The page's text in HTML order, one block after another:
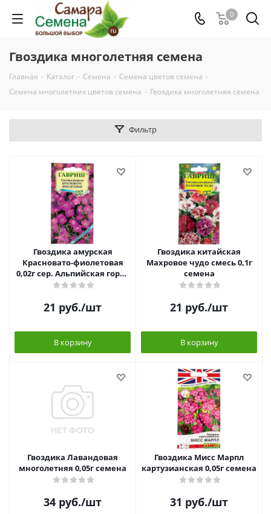
0
Гвоздика многолетняя семена
Главная - Каталог - Семена - Семена цветов семена -
Семена многолетних цветов семена - Гвоздика многолетняя семена
Фильтр
Гвоздика амурская
Красновато-фиолетовая
0,02г сер. Альпийская горка
семена
21 руб./шт
В корзину
Гвоздика китайская
Махровое чудо смесь 0,1г
семена
21 руб./шт
В корзину
Гвоздика Лавандовая
многолетняя 0,05г семена
34 руб./шт
Гвоздика Мисс Марпл
картузианская 0,05г семена
31 руб./шт